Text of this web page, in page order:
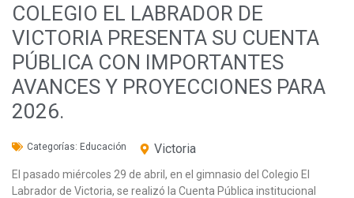
COLEGIO EL LABRADOR DE
VICTORIA PRESENTA SU CUENTA
PÚBLICA CON IMPORTANTES
AVANCES Y PROYECCIONES PARA
2026.
Categorías: Educación Victoria
El pasado miércoles 29 de abril, en el gimnasio del Colegio El
Labrador de Victoria, se realizó la Cuenta Pública institucional